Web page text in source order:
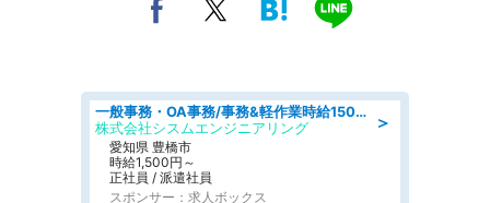
＞
一般事務・OA事務/事務&軽作業時給1500円土日祝休み各種社保完備
株式会社シスムエンジニアリング
愛知県 豊橋市
時給1,500円～
正社員 / 派遣社員
スポンサー：求人ボックス